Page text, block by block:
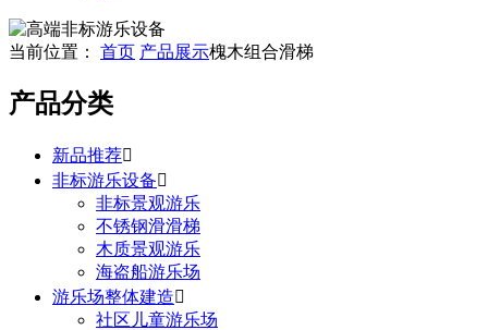
当前位置： 首页 产品展示槐木组合滑梯
产品分类
新品推荐
非标游乐设备
非标景观游乐
不锈钢滑滑梯
木质景观游乐
海盗船游乐场
游乐场整体建造
社区儿童游乐场